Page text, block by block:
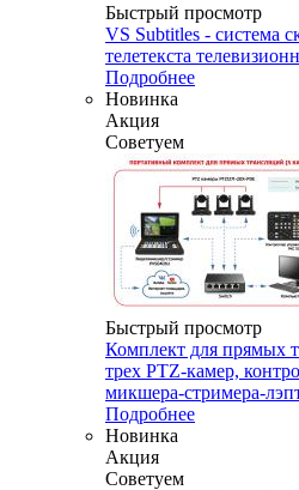
Быстрый просмотр
VS Subtitles - система
телетекста
Подробнее
Новинка
Акция
Советуем
Быстрый просмотр
Комплект для прямых
трех PTZ-камер,
микшера-стримера-
Подробнее
Новинка
Акция
Советуем